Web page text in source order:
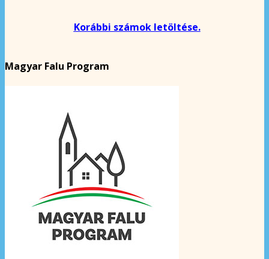
Korábbi számok letöltése.
Magyar Falu Program